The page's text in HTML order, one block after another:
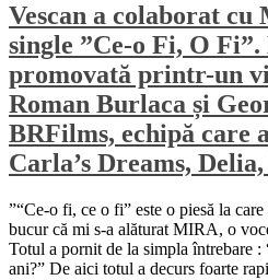
Vescan a colaborat
single ”Ce-o Fi, O Fi”.
promovată printr-un
Roman Burlaca și
BRFilms, echipă care
Carla’s Dreams,
”“Ce-o fi, ce o fi” este o piesă la
bucur că mi s-a alăturat MIRA, o
Totul a pornit de la simpla întrebare :
ani?” De aici totul a decurs foarte